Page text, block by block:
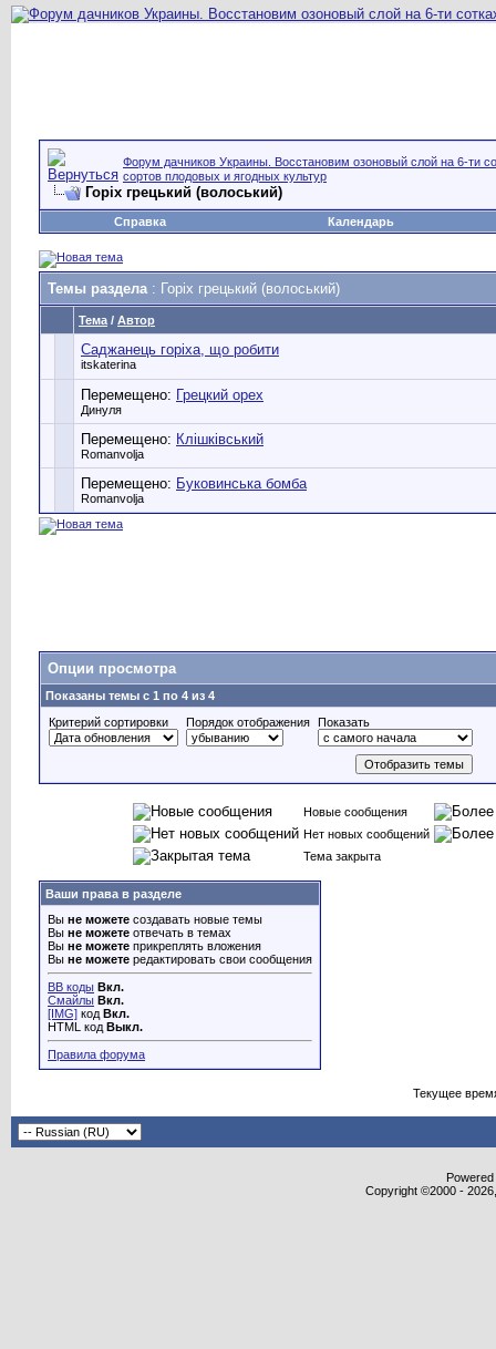
Форум дачников Украины. Восстановим озоновый слой на 6-ти
сортов плодовых и ягодных культур
Горіх грецький (волоський)
Справка Календарь
Темы раздела: Горіх грецький (волоський)
Тема / Автор
Саджанець горіха, що робити
itskaterina
Перемещено: Грецкий орех
Динуля
Перемещено: Клішківський
Romanvolja
Перемещено: Буковинська бомба
Romanvolja
Опции просмотра
Показаны темы с 1 по 4 из 4
Критерий сортировки
Порядок отображения Показать
Новые сообщения
Нет новых сообщений
Тема закрыта
Ваши права в разделе
Вы не можете создавать новые темы
Вы не можете отвечать в темах
Вы не можете прикреплять вложения
Вы не можете редактировать свои сообщения
BB коды Вкл.
Смайлы Вкл.
[IMG] код Вкл.
HTML код Выкл.
Правила форума
Текущее
Copyright ©2000 -